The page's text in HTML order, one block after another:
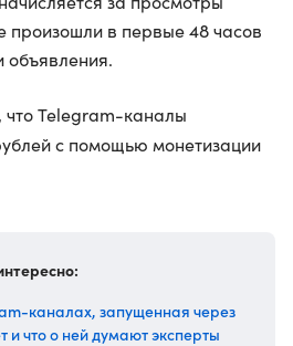
произошли в первые 48 часов
объявления.
что Telegram-каналы
с помощью монетизации
каналах, запущенная через
и что о ней думают эксперты